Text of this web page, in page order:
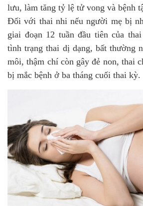
lưu, làm tăng tỷ lệ tử vong và bệnh
Đối với thai nhi nếu người mẹ bị
giai đoạn 12 tuần đầu tiên của
tình trạng thai dị dạng, bất thường
môi, thậm chí còn gây đẻ non, thai
bị mắc bệnh ở ba tháng cuối thai kỳ.